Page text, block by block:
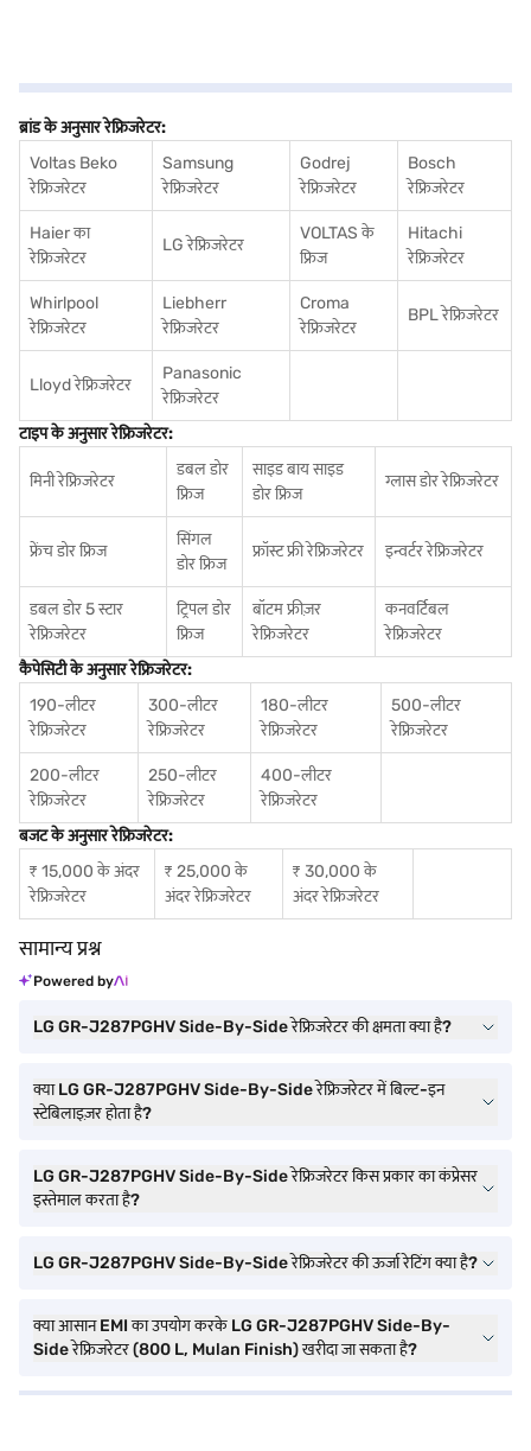
ब्रांड के अनुसार रेफ्रिजरेटर:
Voltas Beko
रेफ्रिजरेटर
Samsung
रेफ्रिजरेटर
Godrej
रेफ्रिजरेटर
Bosch
रेफ्रिजरेटर
Haier का
रेफ्रिजरेटर
LG रेफ्रिजरेटर
VOLTAS के
फ्रिज
Hitachi
रेफ्रिजरेटर
Whirlpool
रेफ्रिजरेटर
Liebherr
रेफ्रिजरेटर
Croma
रेफ्रिजरेटर
BPL रेफ्रिजरेटर
Lloyd रेफ्रिजरेटर
Panasonic
रेफ्रिजरेटर
टाइप के अनुसार रेफ्रिजरेटर:
मिनी रेफ्रिजरेटर
डबल डोर
फ्रिज
साइड बाय साइड
डोर फ्रिज
ग्लास डोर रेफ्रिजरेटर
फ्रेंच डोर फ्रिज
सिंगल
डोर फ्रिज
फ्रॉस्ट फ्री रेफ्रिजरेटर इन्वर्टर रेफ्रिजरेटर
डबल डोर 5 स्टार
रेफ्रिजरेटर
ट्रिपल डोर
फ्रिज
बॉटम फ्रीज़र
रेफ्रिजरेटर
कनवर्टिबल
रेफ्रिजरेटर
कैपेसिटी के अनुसार रेफ्रिजरेटर:
190-लीटर
रेफ्रिजरेटर
300-लीटर
रेफ्रिजरेटर
180-लीटर
रेफ्रिजरेटर
500-लीटर
रेफ्रिजरेटर
200-लीटर
रेफ्रिजरेटर
250-लीटर
रेफ्रिजरेटर
400-लीटर
रेफ्रिजरेटर
बजट के अनुसार रेफ्रिजरेटर:
₹ 15,000 के अंदर
रेफ्रिजरेटर
₹ 25,000 के
अंदर रेफ्रिजरेटर
₹ 30,000 के
अंदर रेफ्रिजरेटर
सामान्य प्रश्न
Powered by
LG GR-J287PGHV Side-By-Side रेफ्रिजरेटर की क्षमता क्या है?
क्या LG GR-J287PGHV Side-By-Side रेफ्रिजरेटर में बिल्ट-इन
स्टेबिलाइज़र होता है?
LG GR-J287PGHV Side-By-Side रेफ्रिजरेटर किस प्रकार का कंप्रेसर
इस्तेमाल करता है?
LG GR-J287PGHV Side-By-Side रेफ्रिजरेटर की ऊर्जा रेटिंग क्या है?
क्या आसान EMI का उपयोग करके LG GR-J287PGHV Side-By-
Side रेफ्रिजरेटर (800 L, Mulan Finish) खरीदा जा सकता है?